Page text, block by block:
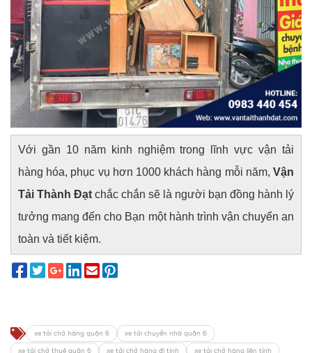
Với gần 10 năm kinh nghiệm trong lĩnh vực vận tải
hàng hóa, phục vụ hơn 1000 khách hàng mỗi năm, Vận
Tải Thành Đạt chắc chắn sẽ là người bạn đồng hành lý
tưởng mang đến cho Bạn một hành trình vận chuyển an
toàn và tiết kiệm.
xe tải chở hàng quận 6
xe tải chuyển nhà quận 6
xe tải chở thuê quận 6
xe tải chở hàng đi tỉnh xe tải chở hàng liên tỉnh